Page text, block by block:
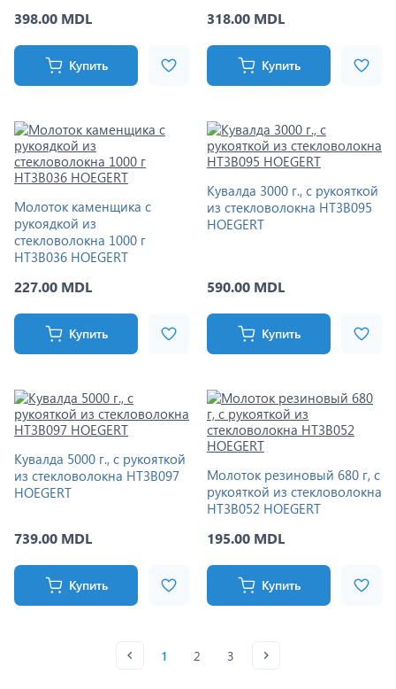
398.00 MDL
Купить
318.00 MDL
Купить
Молоток каменщика с
рукоядкой из
стекловолокна 1000 г
HT3B036 HOEGERT
227.00 MDL
Купить
Кувалда 3000 г., с рукояткой
из стекловолокна HT3B095
HOEGERT
590.00 MDL
Купить
Кувалда 5000 г., с рукояткой
из стекловолокна HT3B097
HOEGERT
739.00 MDL
Купить
Молоток резиновый 680 г, с
рукояткой из стекловолокна
HT3B052 HOEGERT
195.00 MDL
Купить
1 2 3